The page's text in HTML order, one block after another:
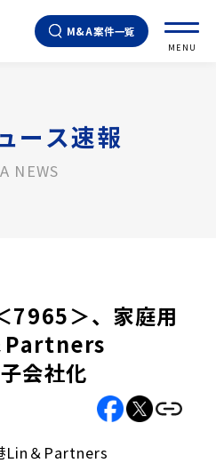
M&A案件一覧
MENU
ース速報
NEWS
7965＞、家庭用
Partners
会社化
Lin＆Partners